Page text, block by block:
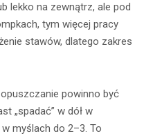
lekko na zewnątrz, ale pod
tym więcej pracy
stawów, dlatego zakres
powinno być
„spadać” w dół w
myślach do 2–3. To